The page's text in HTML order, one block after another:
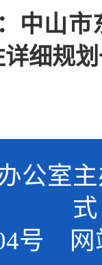
中山市
细规
办公
式
号 网